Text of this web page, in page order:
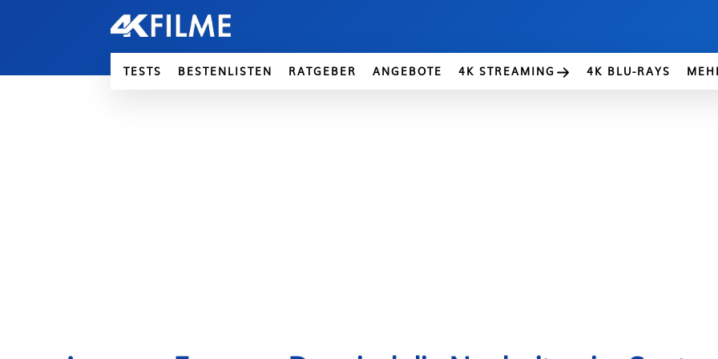
TESTS BESTENLISTEN RATGEBER ANGEBOTE 4K STREAMING 4K BLU-RAYS